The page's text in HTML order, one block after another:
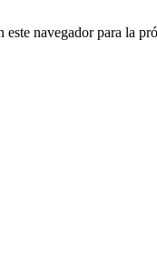
navegador para la